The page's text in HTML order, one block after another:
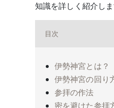
知識を詳しく紹介しま
目次
伊勢神宮とは？
伊勢神宮の回り
参拝の作法
密を避けた参拝